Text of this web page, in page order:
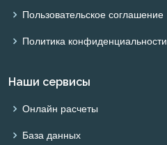
Пользовательское соглашение
Политика конфиденциальности
Наши сервисы
Онлайн расчеты
База данных